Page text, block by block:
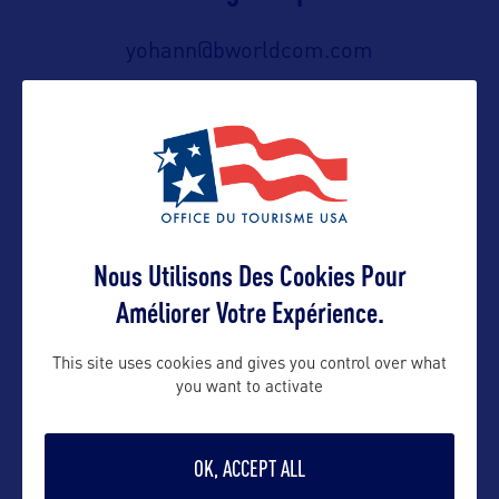
yohann@bworldcom.com
Suivre
Nous Utilisons Des Cookies Pour
Améliorer Votre Expérience.
This site uses cookies and gives you control over what
you want to activate
OK, ACCEPT ALL